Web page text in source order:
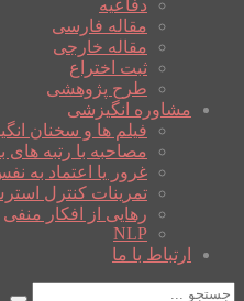
دفاعیه
مقاله فارسی
مقاله خارجی
ثبت اختراع
طرح پژوهشی
مشاوره انگیزشی
فیلم ها و سخنان
مصاحبه با رتبه های
غرور یا اعتماد به
تمرینات کنترل
رهایی از افکار منفی
NLP
ارتباط با ما